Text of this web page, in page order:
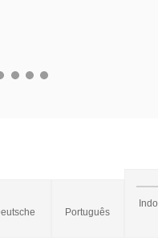
Português